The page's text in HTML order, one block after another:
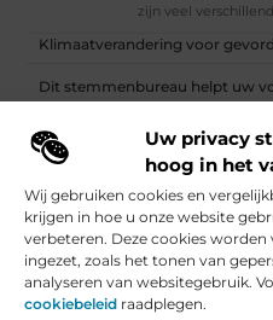
Uw privacy
hoog in het
Wij gebruiken cookies en
krijgen in hoe u onze website
verbeteren. Deze cookies
ingezet, zoals het tonen van
analyseren van websitegebruik.
cookiebeleid raadplegen.
zijn veel
Klimaatverandering voor
Dit stemmenbureau helpt uw
eindresultaat
Vind Ons Hier :
Beroemdheden Uit de Media
Contact Artikel publiceren